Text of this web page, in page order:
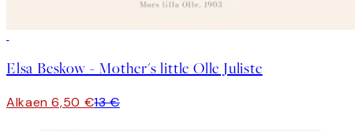
Elsa Beskow - Mother's little Olle Juliste
Alkaen 6,50 €13 €